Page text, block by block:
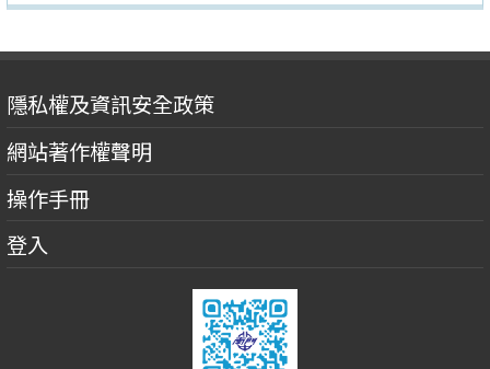
隱私權及資訊安全政策
網站著作權聲明
操作手冊
登入